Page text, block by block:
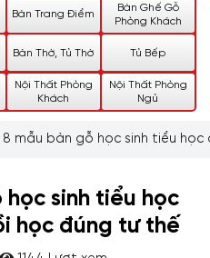
Bàn Trang Điểm
Bàn Ghế Gỗ
Phòng Khách
Bàn Thờ, Tủ Thờ Tủ Bếp
Nội Thất Phòng
Khách
Nội Thất Phòng
Ngủ
8 mẫu bàn gỗ học sinh tiểu
học sinh tiểu học
học đúng tư thế